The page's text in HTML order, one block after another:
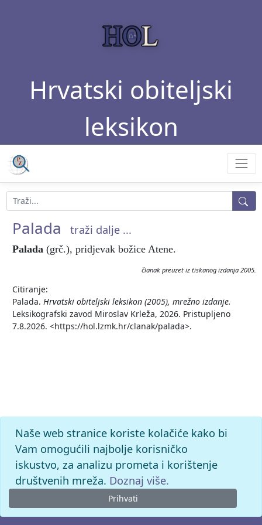
Hrvatski obiteljski
leksikon
Palada traži dalje ...
Palada (grč.), pridjevak božice Atene.
članak preuzet iz tiskanog izdanja 2005.
Citiranje:
Palada. Hrvatski obiteljski leksikon (2005), mrežno izdanje.
Leksikografski zavod Miroslav Krleža, 2026. Pristupljeno
7.8.2026. <https://hol.lzmk.hr/clanak/palada>.
Naše web stranice koriste kolačiće kako bi
Vam omogućili najbolje korisničko
iskustvo, za analizu prometa i korištenje
društvenih mreža. Doznaj više.
Prihvati
© 2026. -Leksikografski zavodMiroslav Krleža